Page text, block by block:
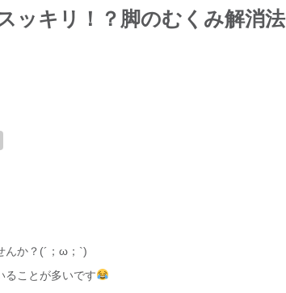
ッキリ！？脚のむくみ解消法
んか？(´；ω；`)
ることが多いです